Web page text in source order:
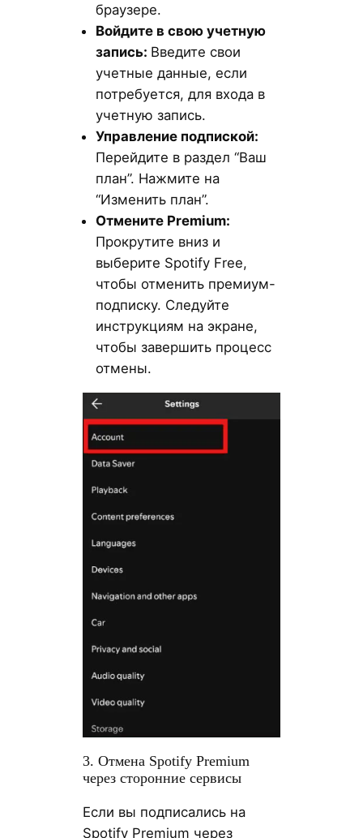
браузере.
Войдите в свою учетную
запись: Введите свои
учетные данные, если
потребуется, для входа в
учетную запись.
Управление подпиской:
Перейдите в раздел “Ваш
план”. Нажмите на
“Изменить план”.
Отмените Premium:
Прокрутите вниз и
выберите Spotify Free,
чтобы отменить премиум-
подписку. Следуйте
инструкциям на экране,
чтобы завершить процесс
отмены.
3. Отмена Spotify Premium
через сторонние сервисы
Если вы подписались на
Spotify Premium через